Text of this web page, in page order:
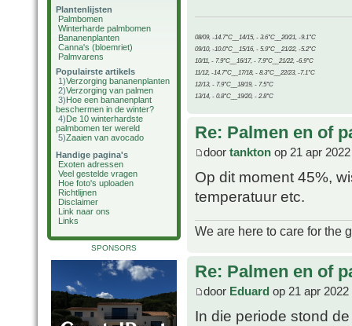
Plantenlijsten
Palmbomen
Winterharde palmbomen
Bananenplanten
Canna's (bloemriet)
Palmvarens
Populairste artikels
1)Verzorging bananenplanten
2)Verzorging van palmen
3)Hoe een bananenplant
beschermen in de winter?
4)De 10 winterhardste
palmbomen ter wereld
5)Zaaien van avocado
Handige pagina's
Exoten adressen
Veel gestelde vragen
Hoe foto's uploaden
Richtlijnen
Disclaimer
Link naar ons
Links
SPONSORS
08/09, -14.7°C__14/15, - 3.6°C__20/21, -9.1°C
09/10, -10.0°C__15/16, - 5.9°C__21/22, -5.2°C
10/11, - 7.9°C__16/17, - 7.9°C__21/22, -6.9°C
11/12, -14.7°C__17/18, - 8.3°C__22/23, -7.1°C
12/13, - 7.9°C__18/19, - 7.5°C
13/14, - 0.8°C__19/20, - 2.8°C
Re: Palmen en of
door tankton op 21 apr
Op dit moment 45%,
temperatuur etc.
We are here to care for the
Re: Palmen en of
door Eduard op 21 apr 2022
In die periode stond